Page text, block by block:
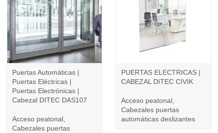
Puertas Automáticas |
Puertas Eléctricas |
Puertas Electrónicas |
Cabezal DITEC DAS107
Acceso peatonal,
Cabezales puertas
PUERTAS ELECTRICAS |
CABEZAL DITEC CIVIK
Acceso peatonal,
Cabezales puertas
automáticas deslizantes